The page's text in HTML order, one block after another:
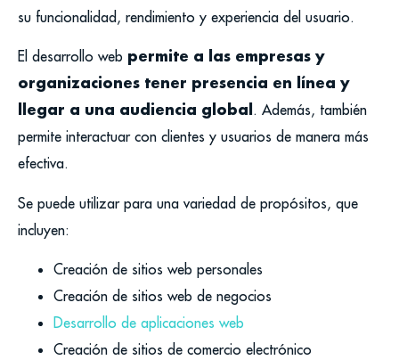
su funcionalidad, rendimiento y experiencia del usuario.
El desarrollo web permite a las empresas y
organizaciones tener presencia en línea y
llegar a una audiencia global . Además, también
permite interactuar con clientes y usuarios de manera más
efectiva.
Se puede utilizar para una variedad de propósitos, que
incluyen:
Creación de sitios web personales
Creación de sitios web de negocios
Desarrollo de aplicaciones web
Creación de sitios de comercio electrónico